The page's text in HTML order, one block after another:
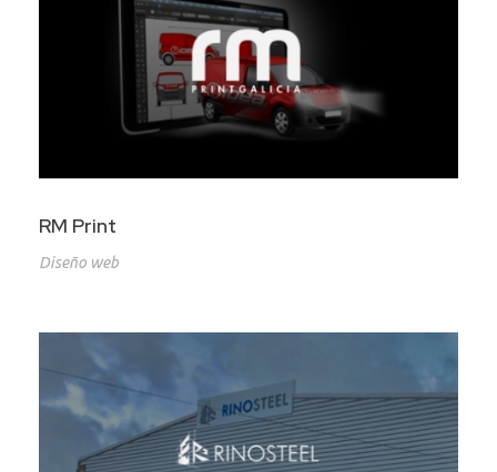
RM Print
Diseño web